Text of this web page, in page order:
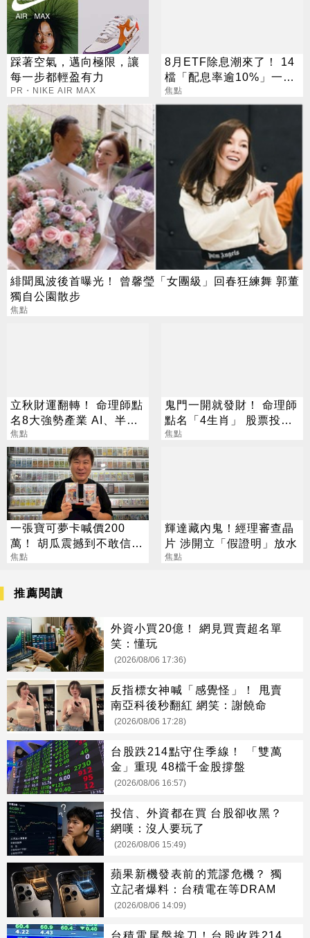
踩著空氣，邁向極限，讓
每一步都輕盈有力
PR・NIKE AIR MAX
8月ETF除息潮來了！ 14
檔「配息率逾10%」一次
看
焦點
緋聞風波後首曝光！ 曾馨瑩「女團級」回春狂練舞 郭董
獨自公園散步
焦點
立秋財運翻轉！ 命理師點
名8大強勢產業 AI、半導
體成最強黑馬
焦點
鬼門一開就發財！ 命理師
點名「4生肖」 股票投資
大翻身
焦點
一張寶可夢卡喊價200
萬！ 胡瓜震撼到不敢信：
比股票賺得兇
焦點
輝達藏內鬼！經理審查晶
片 涉開立「假證明」放水
焦點
推薦閱讀
外資小買20億！ 網見買賣超名單
笑：懂玩
(2026/08/06 17:36)
反指標女神喊「感覺怪」！ 甩賣
南亞科後秒翻紅 網笑：謝饒命
(2026/08/06 17:28)
台股跌214點守住季線！ 「雙萬
金」重現 48檔千金股撐盤
(2026/08/06 16:57)
投信、外資都在買 台股卻收黑？
網嘆：沒人要玩了
(2026/08/06 15:49)
蘋果新機發表前的荒謬危機？ 獨
立記者爆料：台積電在等DRAM
(2026/08/06 14:09)
台積電尾盤挨刀！台股收跌214